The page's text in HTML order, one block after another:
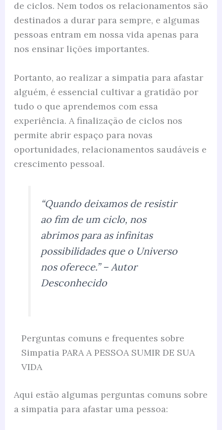
de ciclos. Nem todos os relacionamentos são
destinados a durar para sempre, e algumas
pessoas entram em nossa vida apenas para
nos ensinar lições importantes.
Portanto, ao realizar a simpatia para afastar
alguém, é essencial cultivar a gratidão por
tudo o que aprendemos com essa
experiência. A finalização de ciclos nos
permite abrir espaço para novas
oportunidades, relacionamentos saudáveis e
crescimento pessoal.
“Quando deixamos de resistir
ao fim de um ciclo, nos
abrimos para as infinitas
possibilidades que o Universo
nos oferece.” – Autor
Desconhecido
Perguntas comuns e frequentes sobre
Simpatia PARA A PESSOA SUMIR DE SUA
VIDA
Aqui estão algumas perguntas comuns sobre
a simpatia para afastar uma pessoa: